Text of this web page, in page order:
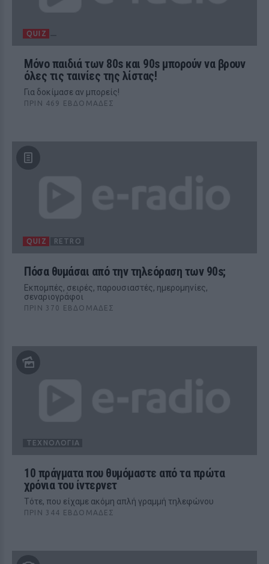
QUIZ
Μόνο παιδιά των 80s και 90s μπορούν να βρουν
όλες τις ταινίες της λίστας!
Για δοκίμασε αν μπορείς!
ΠΡΙΝ 469 ΕΒΔΟΜΆΔΕΣ
QUIZ RETRO
Πόσα θυμάσαι από την τηλεόραση των 90s;
Eκπομπές, σειρές, παρουσιαστές, ημερομηνίες,
σεναριογράφοι
ΠΡΙΝ 370 ΕΒΔΟΜΆΔΕΣ
ΤΕΧΝΟΛΟΓΊΑ
10 πράγματα που θυμόμαστε από τα πρώτα
χρόνια του ίντερνετ
Τότε, που είχαμε ακόμη απλή γραμμή τηλεφώνου
ΠΡΙΝ 344 ΕΒΔΟΜΆΔΕΣ